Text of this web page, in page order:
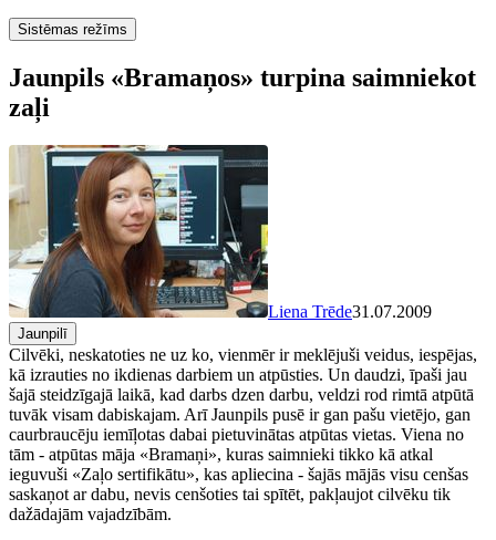
Sistēmas režīms
Jaunpils «Bramaņos» turpina saimniekot
zaļi
Liena Trēde31.07.2009
Jaunpilī
Cilvēki, neskatoties ne uz ko, vienmēr ir meklējuši veidus, iespējas,
kā izrauties no ikdienas darbiem un atpūsties. Un daudzi, īpaši jau
šajā steidzīgajā laikā, kad darbs dzen darbu, veldzi rod rimtā atpūtā
tuvāk visam dabiskajam. Arī Jaunpils pusē ir gan pašu vietējo, gan
caurbraucēju iemīļotas dabai pietuvinātas atpūtas vietas. Viena no
tām - atpūtas māja «Bramaņi», kuras saimnieki tikko kā atkal
ieguvuši «Zaļo sertifikātu», kas apliecina - šajās mājās visu cenšas
saskaņot ar dabu, nevis cenšoties tai spītēt, pakļaujot cilvēku tik
dažādajām vajadzībām.